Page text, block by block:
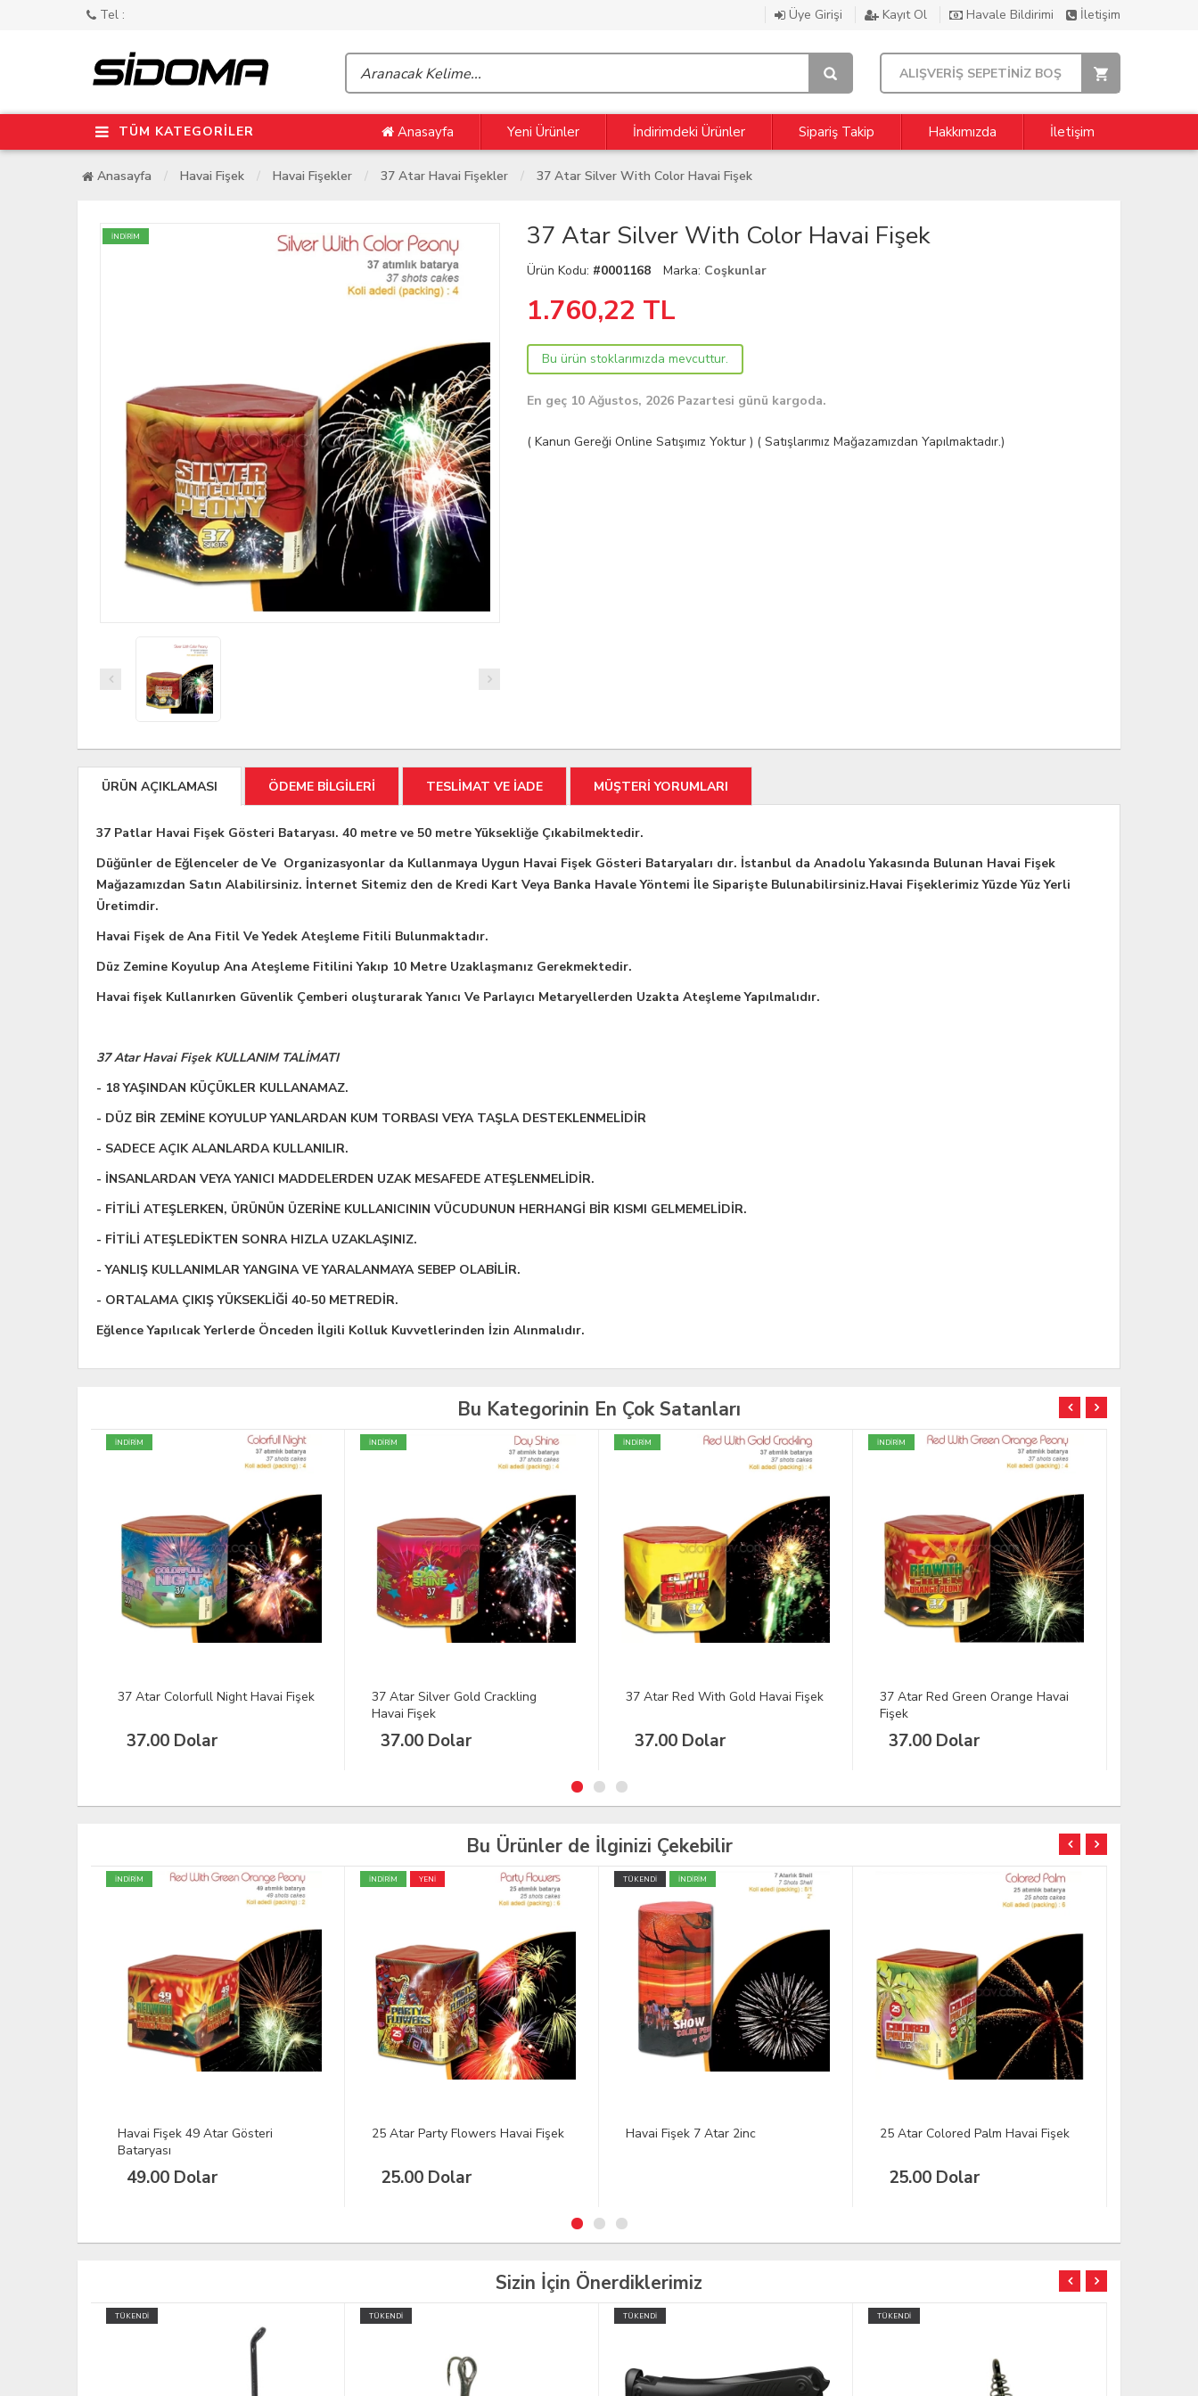
Tel : Üye Girişi Kayıt Ol Havale Bildirimi İletişim
ALIŞVERİŞ SEPETİNİZ BOŞ
TÜM KATEGORİLER Anasayfa Yeni Ürünler İndirimdeki Ürünler Sipariş Takip Hakkımızda İletişim
Anasayfa Havai Fişek Havai Fişekler 37 Atar Havai Fişekler 37 Atar Silver With Color Havai Fişek
İNDİRİM 37 Atar Silver With Color Havai Fişek
Ürün Kodu: #0001168 Marka: Coşkunlar
1.760,22 TL
Bu ürün stoklarımızda mevcuttur.
En geç 10 Ağustos, 2026 Pazartesi günü kargoda.
( Kanun Gereği Online Satışımız Yoktur ) ( Satışlarımız Mağazamızdan Yapılmaktadır.)
ÜRÜN AÇIKLAMASI ÖDEME BİLGİLERİ TESLİMAT VE İADE MÜŞTERİ YORUMLARI
37 Patlar Havai Fişek Gösteri Bataryası. 40 metre ve 50 metre Yüksekliğe Çıkabilmektedir.
Düğünler de Eğlenceler de Ve Organizasyonlar da Kullanmaya Uygun Havai Fişek Gösteri Bataryaları dır. İstanbul da Anadolu Yakasında Bulunan Havai Fişek
Mağazamızdan Satın Alabilirsiniz. İnternet Sitemiz den de Kredi Kart Veya Banka Havale Yöntemi İle Siparişte Bulunabilirsiniz.Havai Fişeklerimiz Yüzde Yüz Yerli
Üretimdir.
Havai Fişek de Ana Fitil Ve Yedek Ateşleme Fitili Bulunmaktadır.
Düz Zemine Koyulup Ana Ateşleme Fitilini Yakıp 10 Metre Uzaklaşmanız Gerekmektedir.
Havai fişek Kullanırken Güvenlik Çemberi oluşturarak Yanıcı Ve Parlayıcı Metaryellerden Uzakta Ateşleme Yapılmalıdır.
37 Atar Havai Fişek KULLANIM TALİMATI
- 18 YAŞINDAN KÜÇÜKLER KULLANAMAZ.
- DÜZ BİR ZEMİNE KOYULUP YANLARDAN KUM TORBASI VEYA TAŞLA DESTEKLENMELİDİR
- SADECE AÇIK ALANLARDA KULLANILIR.
- İNSANLARDAN VEYA YANICI MADDELERDEN UZAK MESAFEDE ATEŞLENMELİDİR.
- FİTİLİ ATEŞLERKEN, ÜRÜNÜN ÜZERİNE KULLANICININ VÜCUDUNUN HERHANGİ BİR KISMI GELMEMELİDİR.
- FİTİLİ ATEŞLEDİKTEN SONRA HIZLA UZAKLAŞINIZ.
- YANLIŞ KULLANIMLAR YANGINA VE YARALANMAYA SEBEP OLABİLİR.
- ORTALAMA ÇIKIŞ YÜKSEKLİĞİ 40-50 METREDİR.
Eğlence Yapılıcak Yerlerde Önceden İlgili Kolluk Kuvvetlerinden İzin Alınmalıdır.
Bu Kategorinin En Çok Satanları
İNDİRİM
37 Atar Silver Gold Crackling
37.00 Dolar
İNDİRİM
37 Atar Red With Gold Havai Fişek
37.00 Dolar
İNDİRİM
37 Atar Red Green Orange Havai
37.00 Dolar
İNDİRİM
37 Atar Gold Wawe Havai Fişek
37.00 Dolar
Bu Ürünler de İlginizi Çekebilir
İNDİRİM YENİ
25 Atar Party Flowers Havai Fişek
25.00 Dolar
TÜKENDİ İNDİRİM
Havai Fişek 7 Atar 2inc 25 Atar Colored Palm Havai Fişek Havai Fişek - 25 Atar 2İnc
Sizin İçin Önerdiklerimiz
TÜKENDİ TÜKENDİ TÜKENDİ TÜKENDİ